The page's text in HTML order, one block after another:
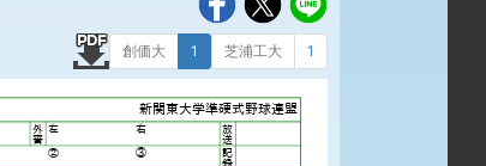
芝浦工大 1
創価大 1